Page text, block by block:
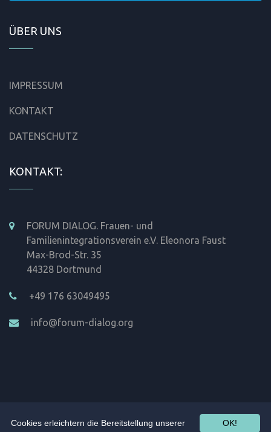
ÜBER UNS
IMPRESSUM
KONTAKT
DATENSCHUTZ
KONTAKT:
FORUM DIALOG. Frauen- und
Familienintegrationsverein e.V. Eleonora Faust
Max-Brod-Str. 35
44328 Dortmund
+49 176 63049495
info@forum-dialog.org
Copyright 2026 ©Forum Dialog. Designed by TourDesign
OK!
Cookies erleichtern die Bereitstellung unserer